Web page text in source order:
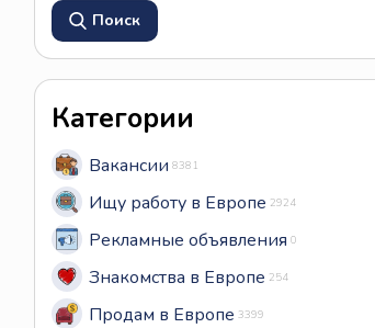
Поиск
Категории
Вакансии 8381
Ищу работу в Европе 2924
Рекламные объявления 0
Знакомства в Европе 254
Продам в Европе 3399